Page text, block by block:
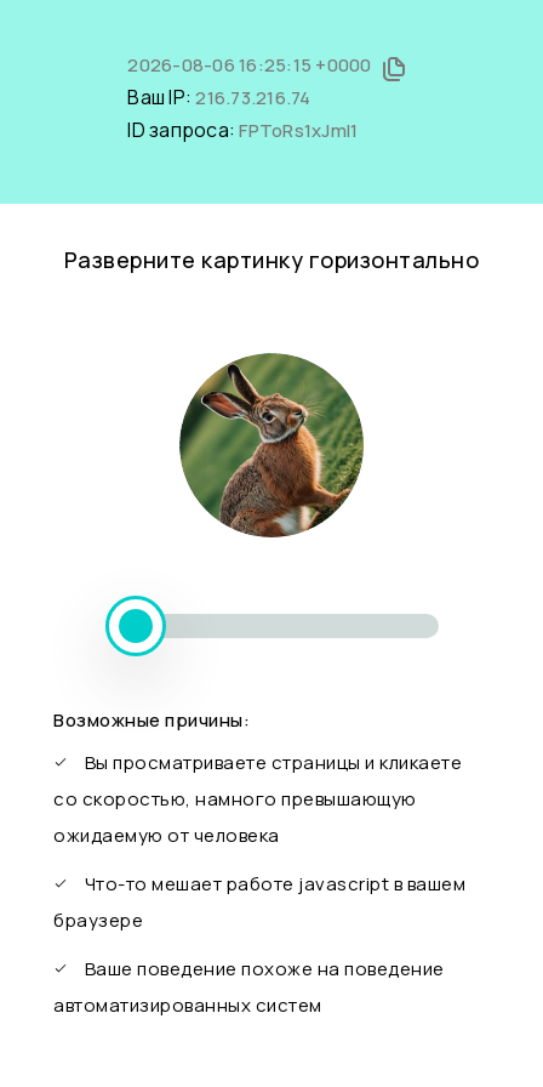
2026-08-06 16:25:15 +0000
Ваш IP:216.73.216.74
ID запроса:FPToRs1xJmI1
Разверните картинку горизонтально
Возможные причины:
Вы просматриваете страницы и кликаете
со скоростью, намного превышающую
ожидаемую от человека
Что-то мешает работе javascript в вашем
браузере
Ваше поведение похоже на поведение
автоматизированных систем